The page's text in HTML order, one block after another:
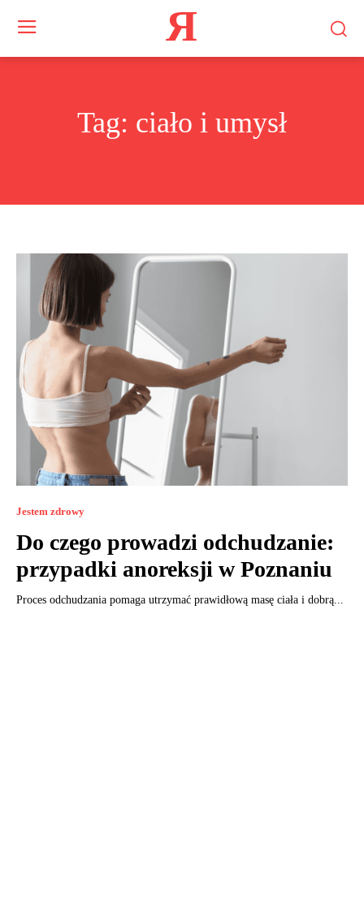
Я
Tag: ciało i umysł
Jestem zdrowy
Do czego prowadzi odchudzanie:
przypadki anoreksji w Poznaniu
Proces odchudzania pomaga utrzymać prawidłową masę ciała i dobrą...